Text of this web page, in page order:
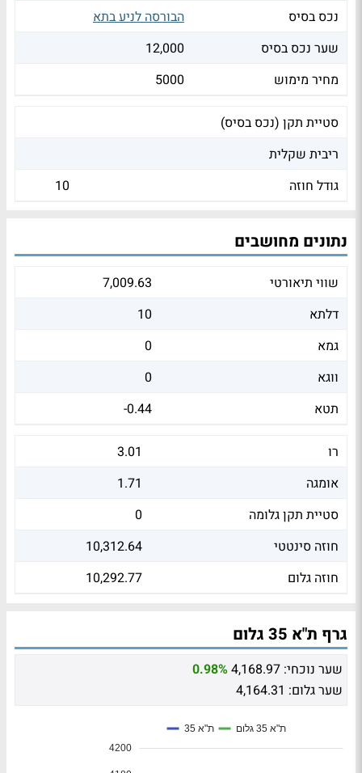
נכס בסיס
הבורסה לניע בתא
שער נכס בסיס
12,000
מחיר מימוש
5000
סטיית תקן (נכס בסיס)
ריבית שקלית
גודל חוזה
10
נתונים מחושבים
שווי תיאורטי
7,009.63
דלתא
10
גמא
0
ווגא
0
תטא
-0.44
רו
3.01
אומגה
1.71
סטיית תקן גלומה
0
חוזה סינטטי
10,312.64
חוזה גלום
10,292.77
גרף ת"א 35 גלום
שער נוכחי: 4,168.97
0.98%
שער גלום: 4,164.31